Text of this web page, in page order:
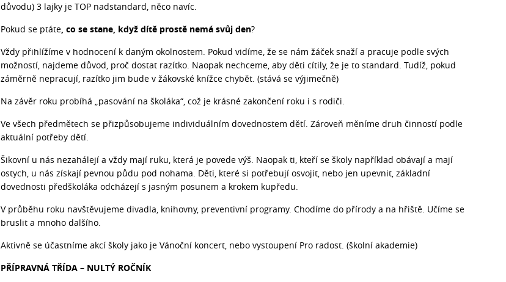
důvodu) 3 lajky je TOP nadstandard, něco navíc.
Pokud se ptáte, co se stane, když dítě prostě nemá svůj den?
Vždy přihlížíme v hodnocení k daným okolnostem. Pokud vidíme, že se nám žáček snaží a pracuje podle svých
možností, najdeme důvod, proč dostat razítko. Naopak nechceme, aby děti cítily, že je to standard. Tudíž, pokud
záměrně nepracují, razítko jim bude v žákovské knížce chybět. (stává se výjimečně)
Na závěr roku probíhá „pasování na školáka“, což je krásné zakončení roku i s rodiči.
Ve všech předmětech se přizpůsobujeme individuálním dovednostem dětí. Zároveň měníme druh činností podle
aktuální potřeby dětí.
Šikovní u nás nezahálejí a vždy mají ruku, která je povede výš. Naopak ti, kteří se školy například obávají a mají
ostych, u nás získají pevnou půdu pod nohama. Děti, které si potřebují osvojit, nebo jen upevnit, základní
dovednosti předškoláka odcházejí s jasným posunem a krokem kupředu.
V průběhu roku navštěvujeme divadla, knihovny, preventivní programy. Chodíme do přírody a na hřiště. Učíme se
bruslit a mnoho dalšího.
Aktivně se účastníme akcí školy jako je Vánoční koncert, nebo vystoupení Pro radost. (školní akademie)
PŘÍPRAVNÁ TŘÍDA – NULTÝ ROČNÍK